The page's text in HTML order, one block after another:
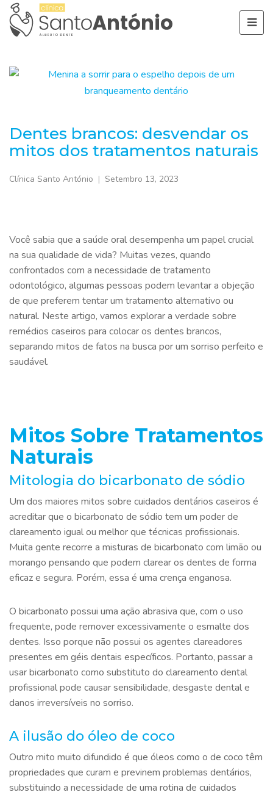
Dentes brancos: desvendar os
mitos dos tratamentos naturais
Clínica Santo António Setembro 13, 2023
Você sabia que a saúde oral desempenha um papel crucial
na sua qualidade de vida? Muitas vezes, quando
confrontados com a necessidade de tratamento
odontológico, algumas pessoas podem levantar a objeção
de que preferem tentar um tratamento alternativo ou
natural. Neste artigo, vamos explorar a verdade sobre
remédios caseiros para colocar os dentes brancos,
separando mitos de fatos na busca por um sorriso perfeito e
saudável.
Mitos Sobre Tratamentos
Naturais
Mitologia do bicarbonato de sódio
Um dos maiores mitos sobre cuidados dentários caseiros é
acreditar que o bicarbonato de sódio tem um poder de
clareamento igual ou melhor que técnicas profissionais.
Muita gente recorre a misturas de bicarbonato com limão ou
morango pensando que podem clarear os dentes de forma
eficaz e segura. Porém, essa é uma crença enganosa.
O bicarbonato possui uma ação abrasiva que, com o uso
frequente, pode remover excessivamente o esmalte dos
dentes. Isso porque não possui os agentes clareadores
presentes em géis dentais específicos. Portanto, passar a
usar bicarbonato como substituto do clareamento dental
profissional pode causar sensibilidade, desgaste dental e
danos irreversíveis no sorriso.
A ilusão do óleo de coco
Outro mito muito difundido é que óleos como o de coco têm
propriedades que curam e previnem problemas dentários,
substituindo a necessidade de uma rotina de cuidados